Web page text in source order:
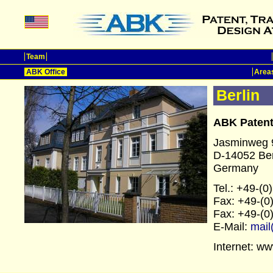
Team
ABK Office
Berlin
ABK
Jasminweg
D-14052
Germany
Tel.: +49-
Fax: +49-
Fax: +49-
E-Mail:
Internet: